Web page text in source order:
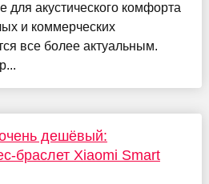
акустического комфорта
и коммерческих
все более актуальным.
дешёвый:
браслет Xiaomi Smart